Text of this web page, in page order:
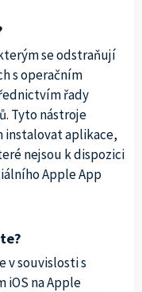
se odstraňují
s operačním
řady
Tyto nástroje
instalovat aplikace,
nejsou k dispozici
Apple App
v souvislosti s
iOS na Apple